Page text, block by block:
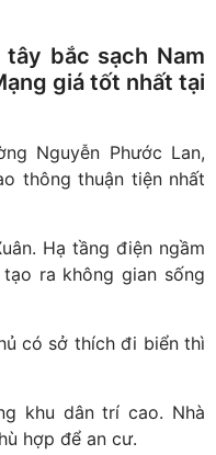
bắc sạch Nam
giá tốt nhất tại
Nguyễn Phước Lan,
thông thuận tiện nhất
Hạ tầng điện ngầm
ra không gian sống
có sở thích đi biển thì
khu dân trí cao. Nhà
hợp để an cư.